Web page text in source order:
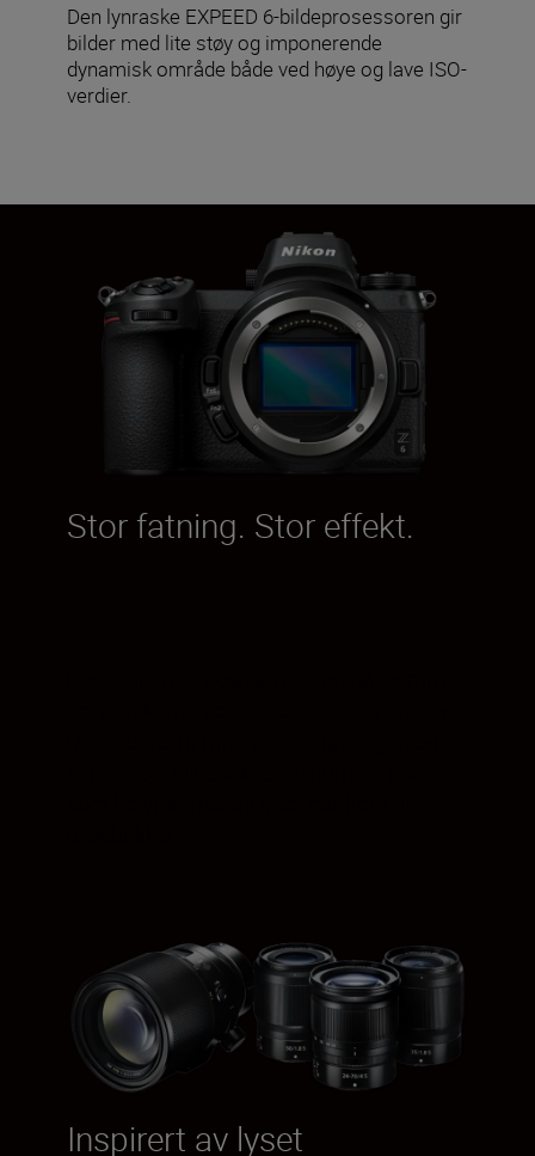
Den lynraske EXPEED 6-bildeprosessoren gir
bilder med lite støy og imponerende
dynamisk område både ved høye og lave ISO-
verdier.
Stor fatning. Stor effekt.
Inspirert av lyset